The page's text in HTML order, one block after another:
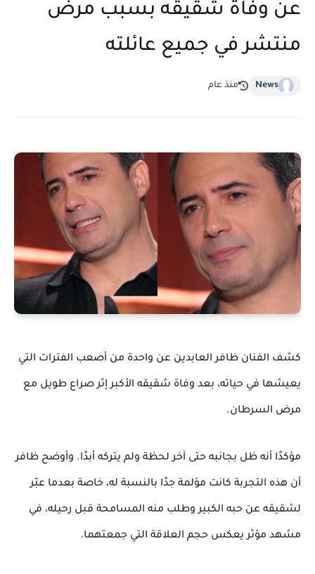
عن وفاة شقيقه بسبب مرض
منتشر في جميع عائلته
News منذ عام
كشف الفنان ظافر العابدين عن واحدة من أصعب الفترات التي
يعيشها في حياته، بعد وفاة شقيقه الأكبر إثر صراع طويل مع
مرض السرطان.
مؤكدًا أنه ظل بجانبه حتى آخر لحظة ولم يتركه أبدًا. وأوضح ظافر
أن هذه التجربة كانت مؤلمة جدًا بالنسبة له، خاصة بعدما عبّر
لشقيقه عن حبه الكبير وطلب منه المسامحة قبل رحيله، في
مشهد مؤثر يعكس حجم العلاقة التي جمعتهما.